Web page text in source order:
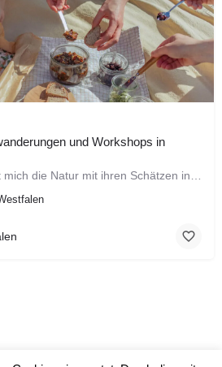
und Workshops in